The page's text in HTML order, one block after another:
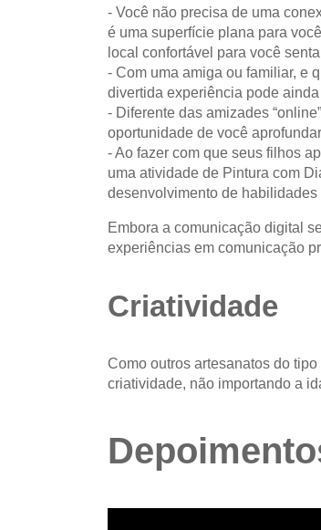
- Você não precisa de uma
é uma superfície plana para
local confortável para você
- Com uma amiga ou familiar, e
divertida experiência pode
- Diferente das amizades
oportunidade de você
- Ao fazer com que seus filhos
uma atividade de Pintura com
desenvolvimento de
Embora a comunicação digital
experiências em comunicação
Criatividade
Como outros artesanatos do
criatividade, não importando a